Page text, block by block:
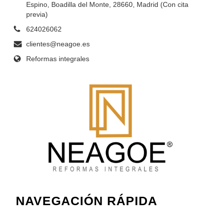
Espino, Boadilla del Monte, 28660, Madrid (Con cita
previa)
624026062
clientes@neagoe.es
Reformas integrales
NAVEGACIÓN RÁPIDA